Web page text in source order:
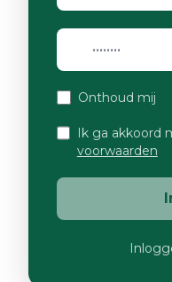
Onthoud mij
Ik ga akkoord
voorwaarden